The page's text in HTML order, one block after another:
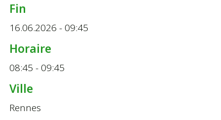
Fin
16.06.2026 - 09:45
Horaire
08:45 - 09:45
Ville
Rennes